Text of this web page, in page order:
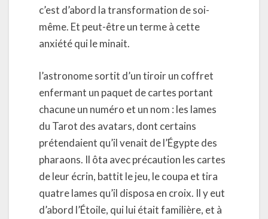
c’est d’abord la transformation de soi-
même. Et peut-être un terme à cette
anxiété qui le minait.
l’astronome sortit d’un tiroir un coffret
enfermant un paquet de cartes portant
chacune un numéro et un nom : les lames
du Tarot des avatars, dont certains
prétendaient qu’il venait de l’Égypte des
pharaons. Il ôta avec précaution les cartes
de leur écrin, battit le jeu, le coupa et tira
quatre lames qu’il disposa en croix. Il y eut
d’abord l’Étoile, qui lui était familière, et à